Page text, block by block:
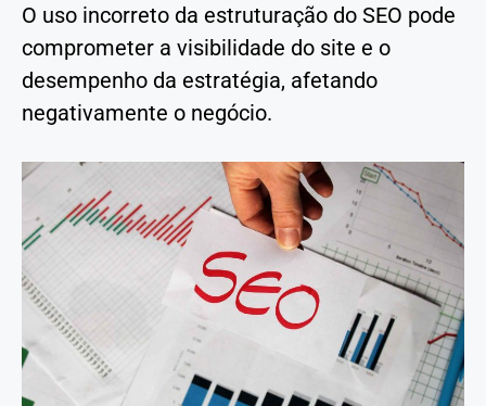
O uso incorreto da estruturação do SEO pode
comprometer a visibilidade do site e o
desempenho da estratégia, afetando
negativamente o negócio.